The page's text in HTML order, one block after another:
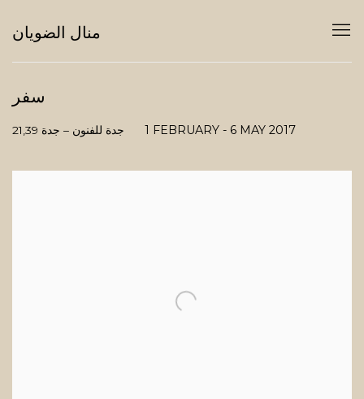
منال الضويان
سفر
21,39 جدة للفنون – جدة 1 FEBRUARY - 6 MAY 2017